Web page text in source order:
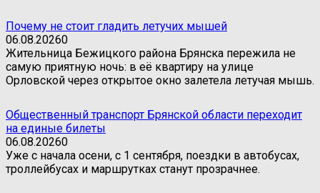
Почему не стоит гладить летучих мышей
06.08.20260
Жительница Бежицкого района Брянска пережила не
самую приятную ночь: в её квартиру на улице
Орловской через открытое окно залетела летучая мышь.
Общественный транспорт Брянской области переходит
на единые билеты
06.08.20260
Уже с начала осени, с 1 сентября, поездки в автобусах,
троллейбусах и маршрутках станут прозрачнее.